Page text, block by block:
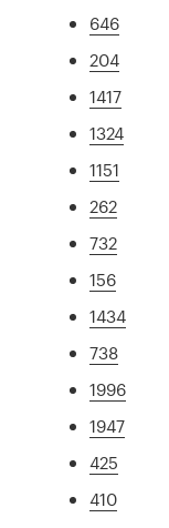
646
204
1417
1324
1151
262
732
156
1434
738
1996
1947
425
410